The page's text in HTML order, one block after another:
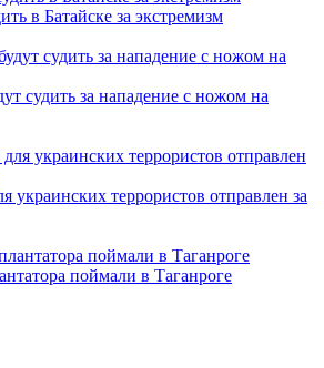
в Батайске за экстремизм
судить за нападение с ножом на
украинских террористов отправлен за
поймали в Таганроге